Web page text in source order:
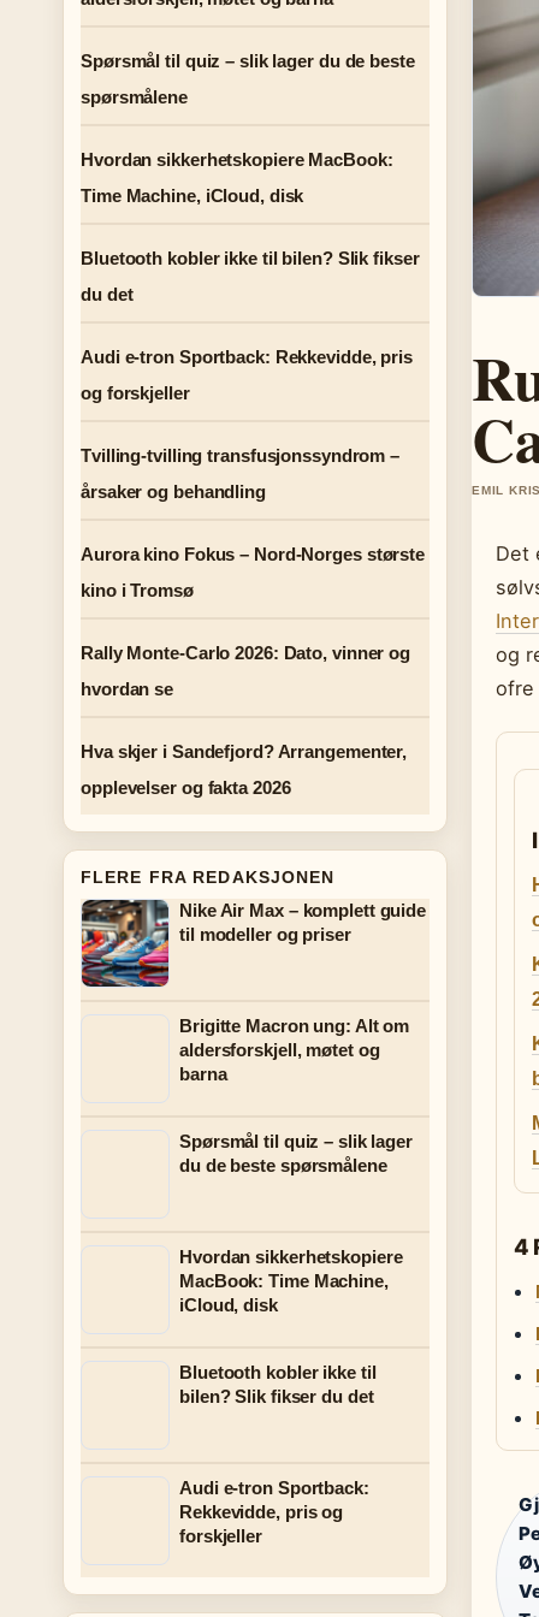
EMIL
Det
og
ofre
4
Spørsmål til quiz – slik lager du de beste
spørsmålene
Hvordan sikkerhetskopiere MacBook:
Time Machine, iCloud, disk
Bluetooth kobler ikke til bilen? Slik fikser
du det
Audi e-tron Sportback: Rekkevidde, pris
og forskjeller
Tvilling-tvilling transfusjonssyndrom –
årsaker og behandling
Aurora kino Fokus – Nord-Norges største
kino i Tromsø
Rally Monte-Carlo 2026: Dato, vinner og
hvordan se
Hva skjer i Sandefjord? Arrangementer,
opplevelser og fakta 2026
FLERE FRA REDAKSJONEN
Nike Air Max – komplett guide
til modeller og priser
Brigitte Macron ung: Alt om
aldersforskjell, møtet og
barna
Spørsmål til quiz – slik lager
du de beste spørsmålene
Hvordan sikkerhetskopiere
MacBook: Time Machine,
iCloud, disk
Bluetooth kobler ikke til
bilen? Slik fikser du det
Audi e-tron Sportback:
Rekkevidde, pris og
forskjeller